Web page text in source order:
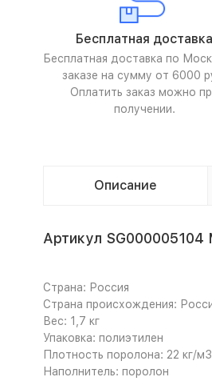
Бесплатная доставка
Бесплатная доставка по
заказе на сумму от 6000
Оплатить заказ можно
получении.
Описание
Артикул SG000005104
Страна: Россия
Страна происхождения:
Вес: 1,7 кг
Упаковка: полиэтилен
Плотность поролона: 22 кг/м3
Наполнитель: поролон